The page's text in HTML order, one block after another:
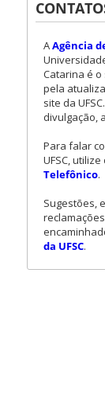
AAgência
Catarina é
pela
site da
divulgação,
Para falar
UFSC, utilize
Telefônico.
Sugestões,
da UFSC.